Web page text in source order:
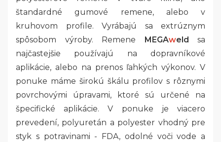
štandardné gumové remene, alebo v
kruhovom profile. Vyrábajú sa extrúznym
spôsobom výroby. Remene
MEGAweld
sa
najčastejšie používajú na dopravníkové
aplikácie, alebo na prenos ľahkých výkonov. V
ponuke máme širokú škálu profilov s rôznymi
povrchovými úpravami, ktoré sú určené na
špecifické aplikácie. V ponuke je viacero
prevedení, polyuretán a polyester vhodný pre
styk s potravinami - FDA, odolné voči vode a